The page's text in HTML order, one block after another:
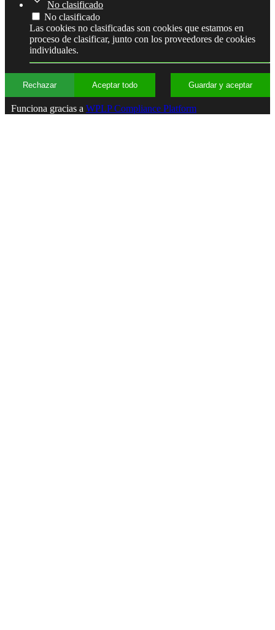
No clasificado
No clasificado
Las cookies no clasificadas son cookies que estamos en
proceso de clasificar, junto con los proveedores de cookies
individuales.
Rechazar Aceptar todo Guardar y aceptar
Funciona gracias a WPLP Compliance Platform